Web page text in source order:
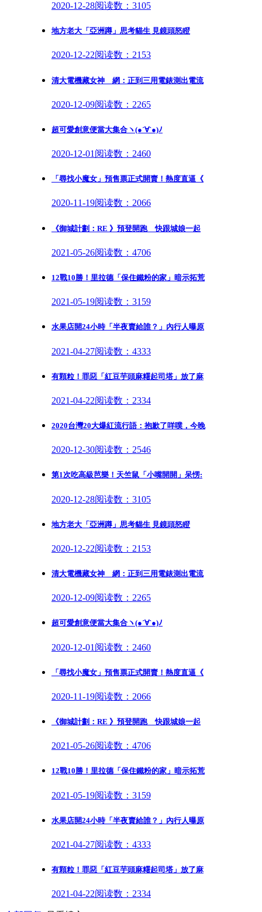
2020-12-28阅读数：3105
地方老大「亞洲蹲」思考貓生 見鏡頭怒瞪
2020-12-22阅读数：2153
清大電機藏女神 網：正到三用電錶測出電流
2020-12-09阅读数：2265
超可愛創意便當大集合ヽ(●´∀`●)ﾉ
2020-12-01 阅读数：2460
「尋找小魔女」預售票正式開賣！熱度直逼《
2020-11-19阅读数：2066
《御城計劃：RE 》預登開跑 快跟城娘一起
2021-05-26阅读数：4706
12戰10勝！里拉德「保住鐵粉的家」暗示拓荒
2021-05-19阅读数：3159
水果店開24小時「半夜賣給誰？」內行人曝原
2021-04-27阅读数：4333
有顆粒！罪惡「紅豆芋頭麻糬起司塔」放了麻
2021-04-22阅读数：2334
2020台灣20大爆紅流行語：抱歉了咩噗，今晚
2020-12-30阅读数：2546
第1次吃高級芭樂！天竺鼠「小嘴開開」呆愣:
2020-12-28阅读数：3105
地方老大「亞洲蹲」思考貓生 見鏡頭怒瞪
2020-12-22阅读数：2153
清大電機藏女神 網：正到三用電錶測出電流
2020-12-09阅读数：2265
超可愛創意便當大集合ヽ(●´∀`●)ﾉ
2020-12-01 阅读数：2460
「尋找小魔女」預售票正式開賣！熱度直逼《
2020-11-19阅读数：2066
《御城計劃：RE 》預登開跑 快跟城娘一起
2021-05-26阅读数：4706
12戰10勝！里拉德「保住鐵粉的家」暗示拓荒
2021-05-19阅读数：3159
水果店開24小時「半夜賣給誰？」內行人曝原
2021-04-27阅读数：4333
有顆粒！罪惡「紅豆芋頭麻糬起司塔」放了麻
2021-04-22阅读数：2334